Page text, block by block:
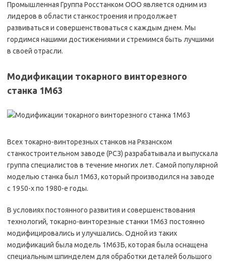
Промышленная Группа Росстанком ООО является одним из
лидеров в области станкостроения и продолжает
развиваться и совершенствоваться с каждым днем. Мы
гордимся нашими достижениями и стремимся быть лучшими
в своей отрасли.
Модификации токарного винторезного
станка 1М63
Всех токарно-винторезных станков на Рязанском
станкостроительном заводе (РСЗ) разрабатывала и выпускала
группа специалистов в течение многих лет. Самой популярной
моделью станка был 1М63, который производился на заводе
с 1950-х по 1980-е годы.
В условиях постоянного развития и совершенствования
технологий, токарно-винторезные станки 1М63 постоянно
модифицировались и улучшались. Одной из таких
модификаций была модель 1М63Б, которая была оснащена
специальным шпинделем для обработки деталей большого